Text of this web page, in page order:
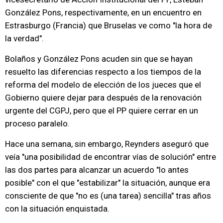
González Pons, respectivamente, en un encuentro en
Estrasburgo (Francia) que Bruselas ve como "la hora de
la verdad".
Bolaños y González Pons acuden sin que se hayan
resuelto las diferencias respecto a los tiempos de la
reforma del modelo de elección de los jueces que el
Gobierno quiere dejar para después de la renovación
urgente del CGPJ, pero que el PP quiere cerrar en un
proceso paralelo.
Hace una semana, sin embargo, Reynders aseguró que
veía "una posibilidad de encontrar vías de solución" entre
las dos partes para alcanzar un acuerdo "lo antes
posible" con el que "estabilizar" la situación, aunque era
consciente de que "no es (una tarea) sencilla" tras años
con la situación enquistada.